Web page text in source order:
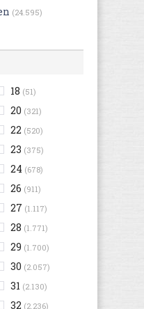
(24.595)
18 (51)
20 (321)
22 (520)
23 (375)
24 (678)
26 (911)
27 (1.117)
28 (1.771)
29 (1.700)
30 (2.057)
31 (2.130)
32 (2.236)